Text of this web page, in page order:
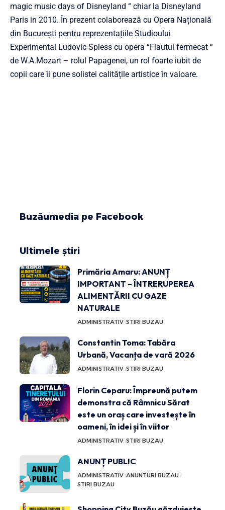
magic music days of Disneyland “ chiar la Disneyland
Paris in 2010. În prezent colaborează cu Opera Națională
din București pentru reprezentațiile Studioului
Experimental Ludovic Spiess cu opera “Flautul fermecat “
de W.A.Mozart – rolul Papagenei, un rol foarte iubit de
copii care îi pune solistei calitățile artistice în valoare.
Buzăumedia pe Facebook
Ultimele știri
Primăria Amaru: ANUNȚ
IMPORTANT – ÎNTRERUPEREA
ALIMENTĂRII CU GAZE
NATURALE
ADMINISTRATIV STIRI BUZAU
Constantin Toma: Tabăra
Urbană, Vacanța de vară 2026
ADMINISTRATIV STIRI BUZAU
Florin Ceparu: Împreună putem
demonstra că Râmnicu Sărat
este un oraș care investește în
oameni, în idei și în viitor
ADMINISTRATIV STIRI BUZAU
ANUNȚ PUBLIC
ADMINISTRATIV ANUNTURI BUZAU
STIRI BUZAU